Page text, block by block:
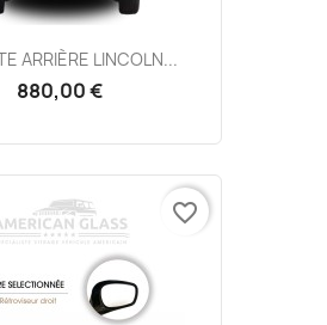
ARRIÈRE LINCOLN...
880,00 €
favorite_border